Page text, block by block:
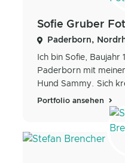
Sofie Gruber
Paderborn,
Ich bin Sofie, Baujahr
Paderborn mit
Hund Sammy. Sich
Portfolio ansehen